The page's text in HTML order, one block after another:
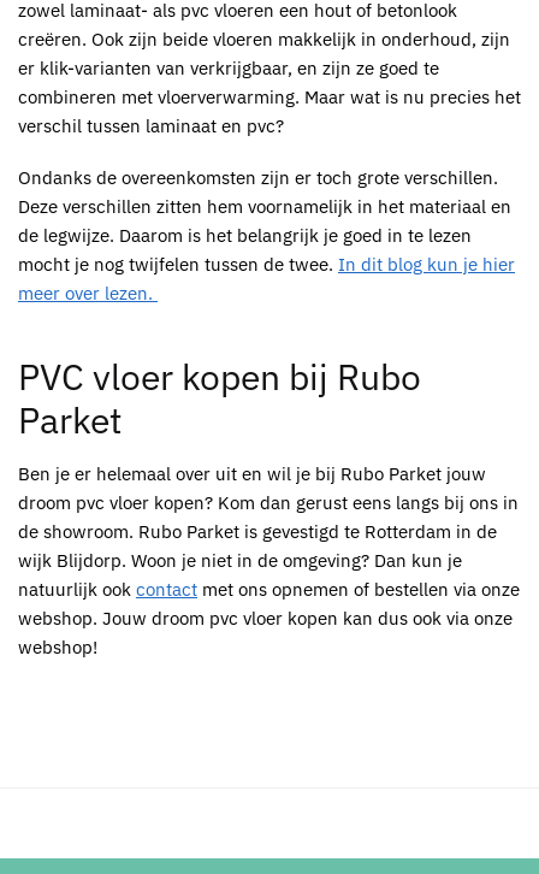
zowel laminaat- als pvc vloeren een hout of betonlook
creëren. Ook zijn beide vloeren makkelijk in onderhoud, zijn
er klik-varianten van verkrijgbaar, en zijn ze goed te
combineren met vloerverwarming. Maar wat is nu precies het
verschil tussen laminaat en pvc?
Ondanks de overeenkomsten zijn er toch grote verschillen.
Deze verschillen zitten hem voornamelijk in het materiaal en
de legwijze. Daarom is het belangrijk je goed in te lezen
mocht je nog twijfelen tussen de twee. In dit blog kun je hier
meer over lezen.
PVC vloer kopen bij Rubo
Parket
Ben je er helemaal over uit en wil je bij Rubo Parket jouw
droom pvc vloer kopen? Kom dan gerust eens langs bij ons in
de showroom. Rubo Parket is gevestigd te Rotterdam in de
wijk Blijdorp. Woon je niet in de omgeving? Dan kun je
natuurlijk ook contact met ons opnemen of bestellen via onze
webshop. Jouw droom pvc vloer kopen kan dus ook via onze
webshop!